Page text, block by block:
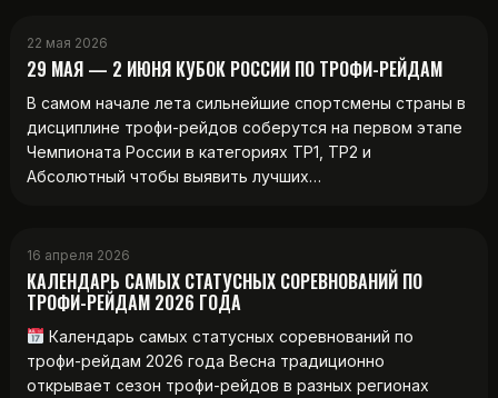
22 мая 2026
29 МАЯ — 2 ИЮНЯ КУБОК РОССИИ ПО ТРОФИ-РЕЙДАМ
В самом начале лета сильнейшие спортсмены страны в
дисциплине трофи-рейдов соберутся на первом этапе
Чемпионата России в категориях ТР1, ТР2 и
Абсолютный чтобы выявить лучших…
16 апреля 2026
КАЛЕНДАРЬ САМЫХ СТАТУСНЫХ СОРЕВНОВАНИЙ ПО
ТРОФИ-РЕЙДАМ 2026 ГОДА
Календарь самых статусных соревнований по
трофи-рейдам 2026 года Весна традиционно
открывает сезон трофи-рейдов в разных регионах